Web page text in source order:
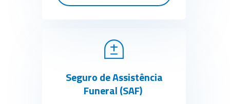
Seguro de Assistência
Funeral (SAF)